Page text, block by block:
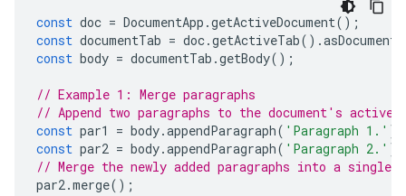
const doc = DocumentApp .getActiveDocument();
const documentTab = doc.getActiveTab().
const body = documentTab .getBody();
// Example 1: Merge paragraphs
// Append two paragraphs to the document's active
const par1 = body.appendParagraph( 'Paragraph 1.' );
const par2 = body.appendParagraph( 'Paragraph 2.' );
// Merge the newly added paragraphs into a single
par2.merge();